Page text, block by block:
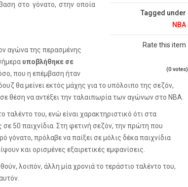
Tagged under
NBA
Rate this item
(0 votes)
στο γόνατο, στην οποία
αγώνα της περασμένης
υποβλήθηκε σε
που η επέμβαση ήταν
θα μείνει εκτός μάχης για το υπόλοιπο της σεζόν,
θέση να αντέξει την ταλαιπωρία των αγώνων στο NBA.
ταλέντο του, ενώ είναι χαρακτηριστικό ότι στα
σε 50 παιχνίδια. Στη φετινή σεζόν, την πρώτη που
γόνατο, πρόλαβε να παίξει σε μόλις δέκα παιχνίδια
και ορισμένες εξαιρετικές εμφανίσεις.
λοιπόν, άλλη μία χρονιά το τεράστιο ταλέντο του,